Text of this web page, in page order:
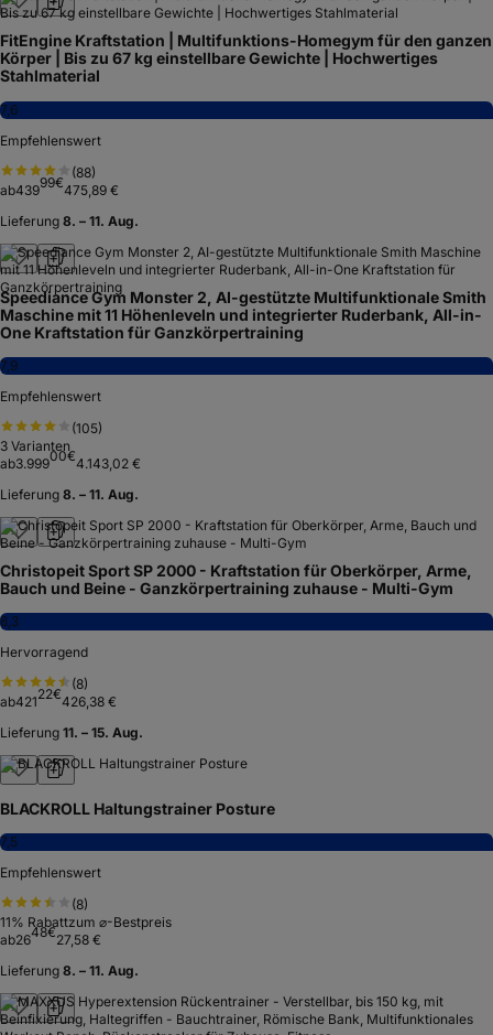
FitEngine Kraftstation | Multifunktions-Homegym für den ganzen
Körper | Bis zu 67 kg einstellbare Gewichte | Hochwertiges
Stahlmaterial
7,6
Empfehlenswert
(88)
ab43999€475,89 €
Lieferung 8. – 11. Aug.
Speediance Gym Monster 2, AI-gestützte Multifunktionale Smith
Maschine mit 11 Höhenleveln und integrierter Ruderbank, All-in-
One Kraftstation für Ganzkörpertraining
7,9
Empfehlenswert
(105)
3 Varianten
ab3.99900€4.143,02 €
Lieferung 8. – 11. Aug.
Christopeit Sport SP 2000 - Kraftstation für Oberkörper, Arme,
Bauch und Beine - Ganzkörpertraining zuhause - Multi-Gym
8,3
Hervorragend
(8)
ab42122€426,38 €
Lieferung 11. – 15. Aug.
BLACKROLL Haltungstrainer Posture
7,5
Empfehlenswert
(8)
11% Rabattzum ⌀-Bestpreis
ab2648€27,58 €
Lieferung 8. – 11. Aug.